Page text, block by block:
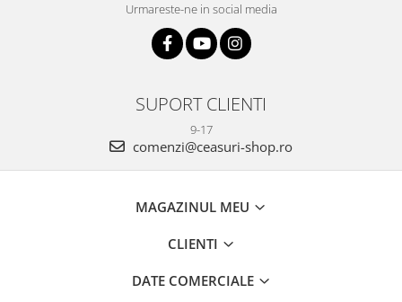
Urmareste-ne in social media
SUPORT CLIENTI
9-17
comenzi@ceasuri-shop.ro
MAGAZINUL MEU
CLIENTI
DATE COMERCIALE